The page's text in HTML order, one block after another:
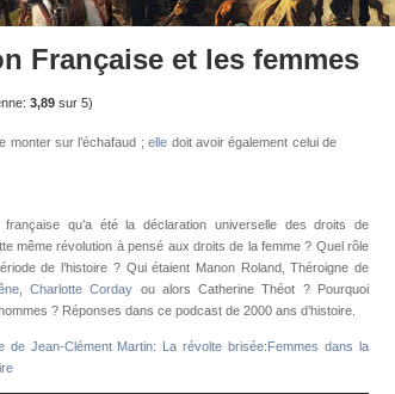
Française et les femmes
3,89 sur 5)
monter sur l’échafaud ;elle doit avoir également celui de
française qu’a été la déclaration universelle des droits de
même révolution à pensé aux droits de la femme ? Quel rôle
de l’histoire ? Qui étaient Manon Roland, Théroigne de
, Charlotte Corday ou alors Catherine Théot ? Pourquoi
? Réponses dans ce podcast de 2000 ans d’histoire.
de Jean-Clément Martin: La révolte brisée:Femmes dans la